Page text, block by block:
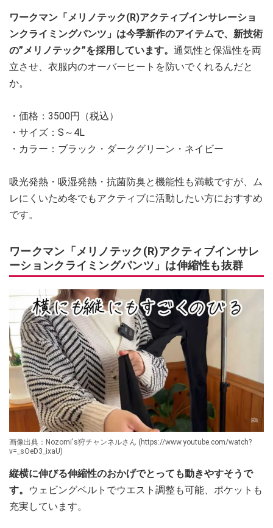
ワークマン「メリノテック(R)アクティブインサレーショ
ンクライミングパンツ」は今季新作のアイテムで、新技術
の”メリノテック”を採用しています。 通気性と保温性を両
立させ、衣服内のオーバーヒートを防いでくれるんだと
か。
・価格：3500円（税込）
・サイズ：S～4L
・カラー：ブラック・ダークグリーン・ネイビー
吸光発熱・吸湿発熱・抗菌防臭と機能性も満載ですが、ム
レにくいため冬でもアクティブに活動したい方におすすめ
です。
ワークマン「メリノテック(R)アクティブインサレ
ーションクライミングパンツ」は伸縮性も抜群
画像出典：Nozomi's狩チャンネルさん (https://www.youtube.com/watch?
v=_sOeD3_ixaU)
縦横に伸びる伸縮性のおかげでとっても動きやすそうで
す。
ウェビングベルトでウエスト調整も可能、ポケットも
充実しています。